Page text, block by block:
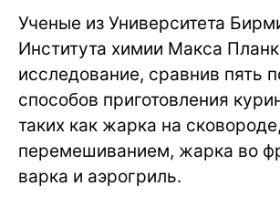
Ученые из Университета
Института химии Макса
исследование, сравнив пять
способов приготовления
таких как жарка на
перемешиванием, жарка во
варка и аэрогриль.